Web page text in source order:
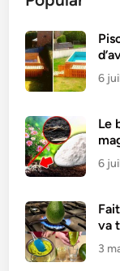
6
Le
6
va
3